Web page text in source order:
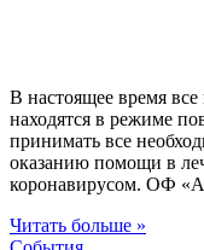
В настоящее время
находятся в режиме
принимать все
оказанию помощи в
коронавирусом. ОФ
Читать больше »